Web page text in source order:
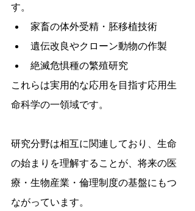
す。
家畜の体外受精・胚移植技術
遺伝改良やクローン動物の作製
絶滅危惧種の繁殖研究
これらは実用的な応用を目指す応用生
命科学の一領域です。
研究分野は相互に関連しており、生命
の始まりを理解することが、将来の医
療・生物産業・倫理制度の基盤にもつ
ながっています。